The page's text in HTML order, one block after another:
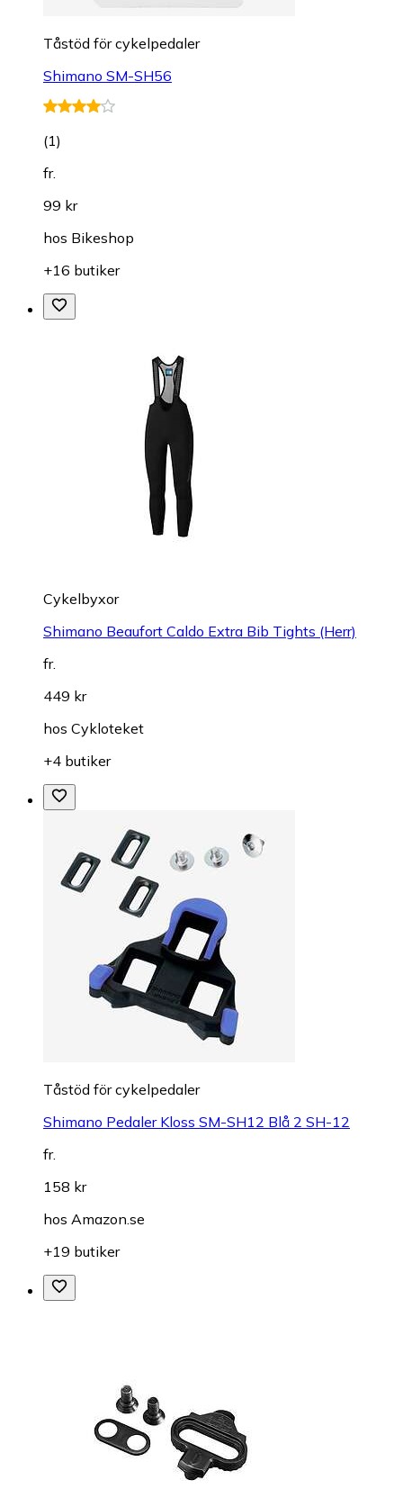
Tåstöd för cykelpedaler
Shimano SM-SH56
(1)
fr.
99 kr
hos Bikeshop
+16 butiker
Cykelbyxor
Shimano Beaufort Caldo Extra Bib Tights (Herr)
fr.
449 kr
hos Cykloteket
+4 butiker
Tåstöd för cykelpedaler
Shimano Pedaler Kloss SM-SH12 Blå 2 SH-12
fr.
158 kr
hos Amazon.se
+19 butiker